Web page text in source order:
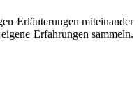
Erläuterungen miteinander
Erfahrungen sammeln.